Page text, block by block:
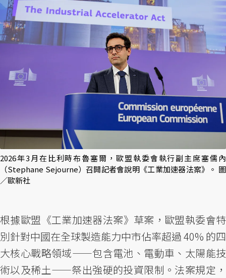
2026年3月在比利時布魯塞爾，歐盟執委會執行副主席塞儒內
（Stephane Sejourne）召開記者會說明《工業加速器法案》。 圖
／歐新社
根據歐盟《工業加速器法案》草案，歐盟執委會特
別針對中國在全球製造能力中市佔率超過 40% 的四
大核心戰略領域——包含電池、電動車、太陽能技
術以及稀土——祭出強硬的投資限制。法案規定，